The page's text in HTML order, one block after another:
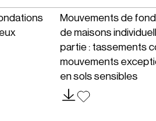
Mouvements de
de maisons
partie : tassements
mouvements
en sols sensibles